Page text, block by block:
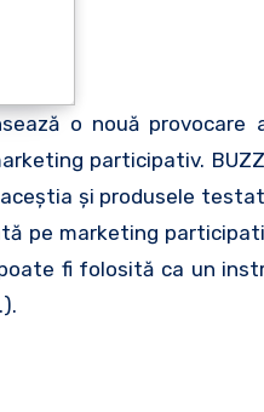
o nouă
participativ.
și produsele
pe marketing
fi folosită ca un